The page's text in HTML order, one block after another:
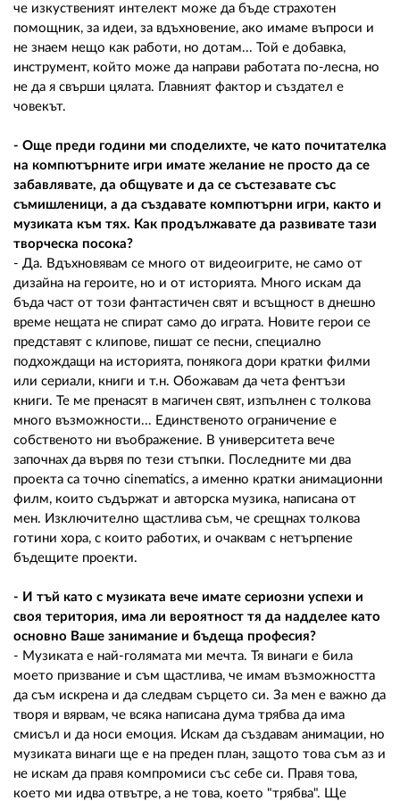
че изкуственият интелект може да бъде страхотен
помощник, за идеи, за вдъхновение, ако имаме въпроси и
не знаем нещо как работи, но дотам... Той е добавка,
инструмент, който може да направи работата по-лесна, но
не да я свърши цялата. Главният фактор и създател е
човекът.
- Още преди години ми споделихте, че като почитателка
на компютърните игри имате желание не просто да се
забавлявате, да общувате и да се състезавате със
съмишленици, а да създавате компютърни игри, както и
музиката към тях. Как продължавате да развивате тази
творческа посока?
- Да. Вдъхновявам се много от видеоигрите, не само от
дизайна на героите, но и от историята. Много искам да
бъда част от този фантастичен свят и всъщност в днешно
време нещата не спират само до играта. Новите герои се
представят с клипове, пишат се песни, специално
подхождащи на историята, понякога дори кратки филми
или сериали, книги и т.н. Обожавам да чета фентъзи
книги. Те ме пренасят в магичен свят, изпълнен с толкова
много възможности... Единственото ограничение е
собственото ни въображение. В университета вече
започнах да вървя по тези стъпки. Последните ми два
проекта са точно cinematics, а именно кратки анимационни
филм, които съдържат и авторска музика, написана от
мен. Изключително щастлива съм, че срещнах толкова
готини хора, с които работих, и очаквам с нетърпение
бъдещите проекти.
- И тъй като с музиката вече имате сериозни успехи и
своя територия, има ли вероятност тя да надделее като
основно Ваше занимание и бъдеща професия?
- Музиката е най-голямата ми мечта. Тя винаги е била
моето призвание и съм щастлива, че имам възможността
да съм искрена и да следвам сърцето си. За мен е важно да
творя и вярвам, че всяка написана дума трябва да има
смисъл и да носи емоция. Искам да създавам анимации, но
музиката винаги ще е на преден план, защото това съм аз и
не искам да правя компромиси със себе си. Правя това,
което ми идва отвътре, а не това, което "трябва". Ще